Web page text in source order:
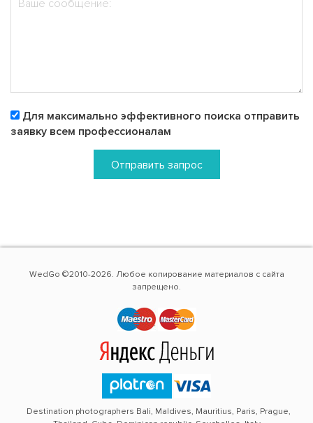
Для максимально эффективного поиска отправить
заявку всем профессионалам
Отправить запрос
WedGo ©2010-2026. Любое копирование материалов с сайта
запрещено.
Destination photographers Bali, Maldives, Mauritius, Paris, Prague,